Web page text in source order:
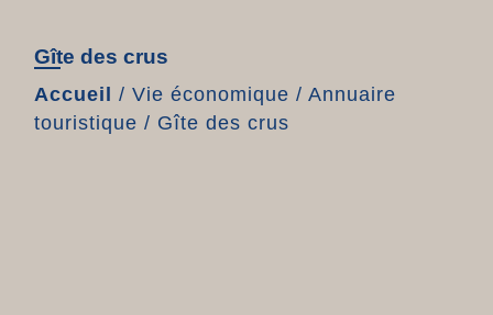
Gîte des crus
Accueil / Vie économique / Annuaire
touristique / Gîte des crus